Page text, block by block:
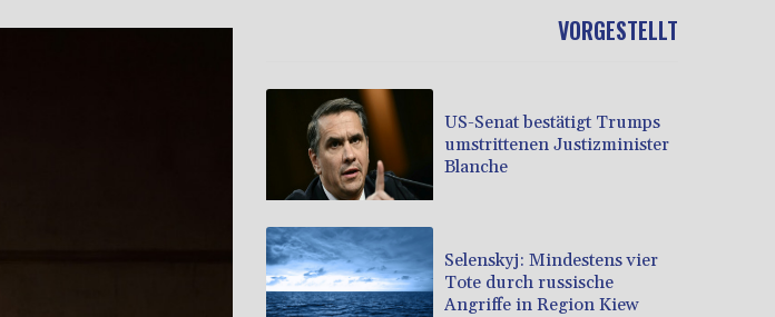
VORGESTELLT
US-Senat bestätigt Trumps
umstrittenen Justizminister
Blanche
Selenskyj: Mindestens vier
Tote durch russische
Angriffe in Region Kiew